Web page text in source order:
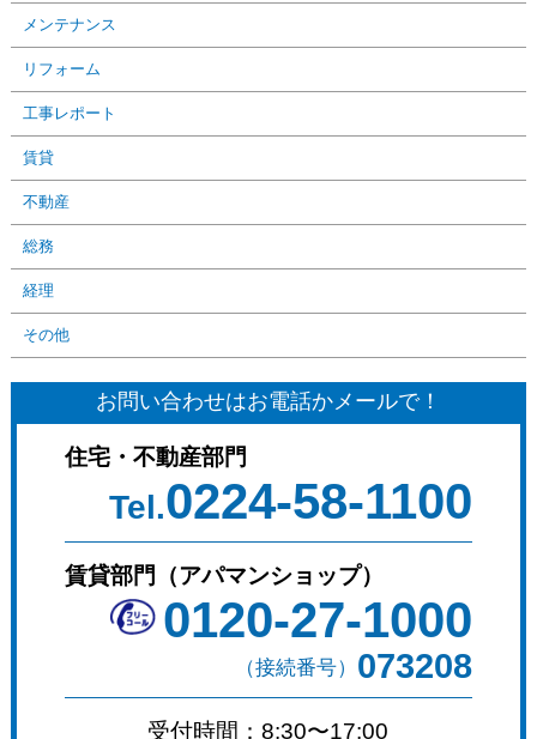
メンテナンス
リフォーム
工事レポート
賃貸
不動産
総務
経理
その他
お問い合わせはお電話かメールで！
住宅・不動産部門
Tel.0224-58-1100
賃貸部門（アパマンショップ）
0120-27-1000
（接続番号） 073208
受付時間：8:30〜17:00